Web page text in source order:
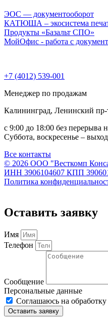
ЭОС — документооборот
КАТЮША – экосистема
Продукты «Базальт СПО»
МойОфис - работа с
+7 (4012) 539-001
Менеджер по продажам
Калининград, Ленинский пр-
с 9:00 до 18:00 без перерыва
Суббота, воскресенье –
Все контакты
© 2026 ООО "Весткомп
ИНН 3906104607 КПП
Политика
Оставить заявку
Имя
Телефон
Сообщение
Персональные данные
Соглашаюсь на обработку
Оставить заявку